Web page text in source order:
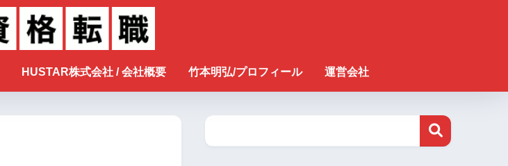
HUSTAR株式会社 / 会社概要 竹本明弘/プロフィール 運営会社